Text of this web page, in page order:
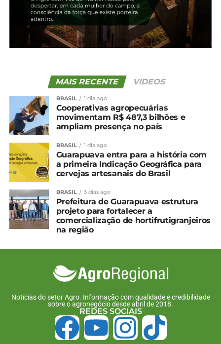
TEMPESTADE DE GRANIZO
Segundo o Sistema de Tecnologia e
Monitoramento Ambiental do Paraná (Simepar), a
tempestade na região de Castro foi causada pelo
níveis pelo Estado. Um vórtice ciclônico é um
sistema de baixa pressão bem desenvolvido que
se forma a cinco quilômetros de altitude e propicia
a formação de tempestades.
MAIS RECENTE VIDEOS
BRASIL 1 dia ago
Cooperativas agropecuárias
movimentam R$ 487,3 bilhões e
ampliam presença no país
BRASIL 1 dia ago
Guarapuava entra para a história com
a primeira Indicação Geográfica para
cervejas artesanais do Brasil
BRASIL 3 dias ago
Prefeitura de Guarapuava estrutura
projeto para fortalecer a
comercialização de hortifrutigranjeiros
na região
Notícias do setor Agro. Informação com qualidade e credibilidade
sobre o agronegócio desde abril de 2018.
REDES SOCIAIS